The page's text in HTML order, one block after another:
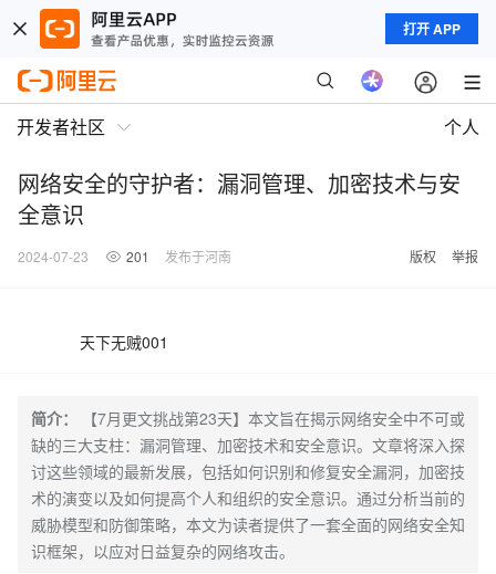
打开 APP
开发者社区 个人
网络安全的守护者：漏洞管理、加密技术与安
全意识
2024-07-23 201 发布于河南 版权 举报
天下无贼001
简介：
【7月更文挑战第23天】本文旨在揭示网络安全中不可或
缺的三大支柱：漏洞管理、加密技术和安全意识。文章将深入探
讨这些领域的最新发展，包括如何识别和修复安全漏洞，加密技
术的演变以及如何提高个人和组织的安全意识。通过分析当前的
威胁模型和防御策略，本文为读者提供了一套全面的网络安全知
识框架，以应对日益复杂的网络攻击。